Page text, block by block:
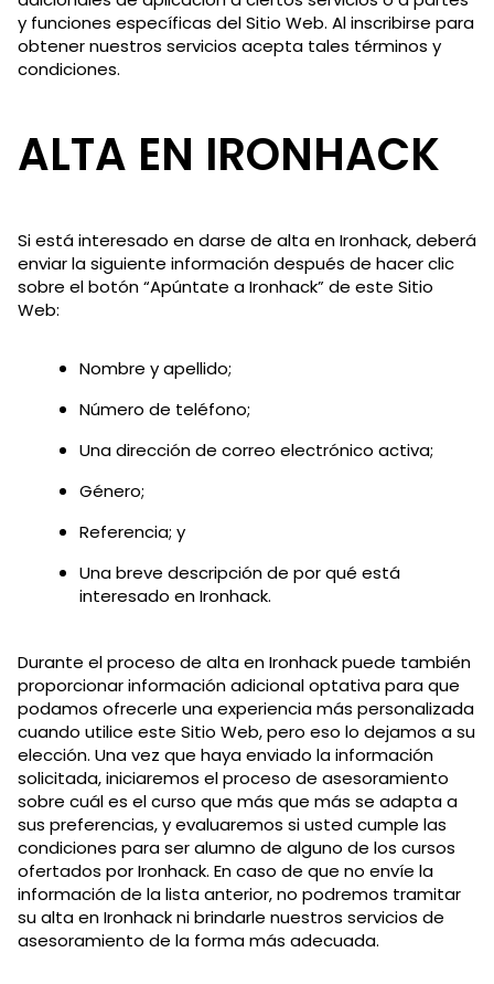
y funciones específicas del Sitio Web. Al inscribirse para
obtener nuestros servicios acepta tales términos y
condiciones.
ALTA EN IRONHACK
Si está interesado en darse de alta en Ironhack, deberá
enviar la siguiente información después de hacer clic
sobre el botón “Apúntate a Ironhack” de este Sitio
Web:
Nombre y apellido;
Número de teléfono;
Una dirección de correo electrónico activa;
Género;
Referencia; y
Una breve descripción de por qué está
interesado en Ironhack.
Durante el proceso de alta en Ironhack puede también
proporcionar información adicional optativa para que
podamos ofrecerle una experiencia más personalizada
cuando utilice este Sitio Web, pero eso lo dejamos a su
elección. Una vez que haya enviado la información
solicitada, iniciaremos el proceso de asesoramiento
sobre cuál es el curso que más que más se adapta a
sus preferencias, y evaluaremos si usted cumple las
condiciones para ser alumno de alguno de los cursos
ofertados por Ironhack. En caso de que no envíe la
información de la lista anterior, no podremos tramitar
su alta en Ironhack ni brindarle nuestros servicios de
asesoramiento de la forma más adecuada.